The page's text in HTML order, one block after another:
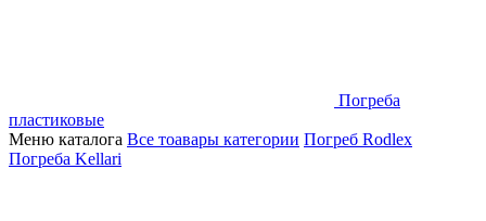
Погреба
пластиковые
Меню каталога Все тоавары категории Погреб Rodlex
Погреба Kellari